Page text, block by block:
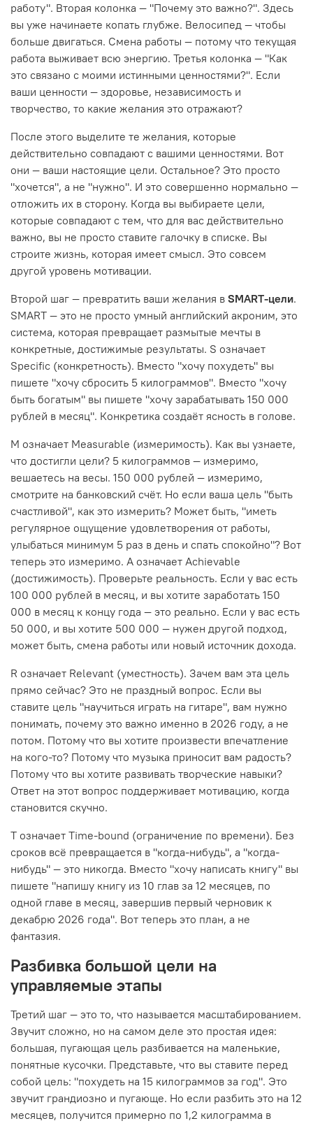
работу". Вторая колонка — "Почему это важно?". Здесь
вы уже начинаете копать глубже. Велосипед — чтобы
больше двигаться. Смена работы — потому что текущая
работа выживает всю энергию. Третья колонка — "Как
это связано с моими истинными ценностями?". Если
ваши ценности — здоровье, независимость и
творчество, то какие желания это отражают?
После этого выделите те желания, которые
действительно совпадают с вашими ценностями. Вот
они — ваши настоящие цели. Остальное? Это просто
"хочется", а не "нужно". И это совершенно нормально —
отложить их в сторону. Когда вы выбираете цели,
которые совпадают с тем, что для вас действительно
важно, вы не просто ставите галочку в списке. Вы
строите жизнь, которая имеет смысл. Это совсем
другой уровень мотивации.
Второй шаг — превратить ваши желания в SMART-цели.
SMART — это не просто умный английский акроним, это
система, которая превращает размытые мечты в
конкретные, достижимые результаты. S означает
Specific (конкретность). Вместо "хочу похудеть" вы
пишете "хочу сбросить 5 килограммов". Вместо "хочу
быть богатым" вы пишете "хочу зарабатывать 150 000
рублей в месяц". Конкретика создаёт ясность в голове.
M означает Measurable (измеримость). Как вы узнаете,
что достигли цели? 5 килограммов — измеримо,
вешаетесь на весы. 150 000 рублей — измеримо,
смотрите на банковский счёт. Но если ваша цель "быть
счастливой", как это измерить? Может быть, "иметь
регулярное ощущение удовлетворения от работы,
улыбаться минимум 5 раз в день и спать спокойно"? Вот
теперь это измеримо. A означает Achievable
(достижимость). Проверьте реальность. Если у вас есть
100 000 рублей в месяц, и вы хотите заработать 150
000 в месяц к концу года — это реально. Если у вас есть
50 000, и вы хотите 500 000 — нужен другой подход,
может быть, смена работы или новый источник дохода.
R означает Relevant (уместность). Зачем вам эта цель
прямо сейчас? Это не праздный вопрос. Если вы
ставите цель "научиться играть на гитаре", вам нужно
понимать, почему это важно именно в 2026 году, а не
потом. Потому что вы хотите произвести впечатление
на кого-то? Потому что музыка приносит вам радость?
Потому что вы хотите развивать творческие навыки?
Ответ на этот вопрос поддерживает мотивацию, когда
становится скучно.
T означает Time-bound (ограничение по времени). Без
сроков всё превращается в "когда-нибудь", а "когда-
нибудь" — это никогда. Вместо "хочу написать книгу" вы
пишете "напишу книгу из 10 глав за 12 месяцев, по
одной главе в месяц, завершив первый черновик к
декабрю 2026 года". Вот теперь это план, а не
фантазия.
Разбивка большой цели на
управляемые этапы
Третий шаг — это то, что называется масштабированием.
Звучит сложно, но на самом деле это простая идея:
большая, пугающая цель разбивается на маленькие,
понятные кусочки. Представьте, что вы ставите перед
собой цель: "похудеть на 15 килограммов за год". Это
звучит грандиозно и пугающе. Но если разбить это на 12
месяцев, получится примерно по 1,2 килограмма в